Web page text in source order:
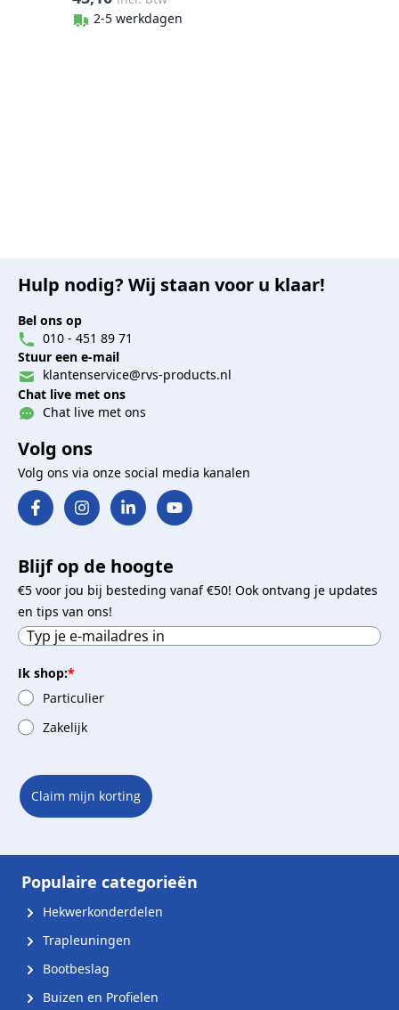
2-5 werkdagen
Hulp nodig? Wij staan voor u klaar!
Bel ons op
010 - 451 89 71
Stuur een e-mail
klantenservice@rvs-products.nl
Chat live met ons
Chat live met ons
Volg ons
Volg ons via onze social media kanalen
Blijf op de hoogte
€5 voor jou bij besteding vanaf €50! Ook ontvang je updates
en tips van ons!
Ik shop:*
Particulier
Zakelijk
Claim mijn korting
Populaire categorieën
Hekwerkonderdelen
Trapleuningen
Bootbeslag
Buizen en Profielen